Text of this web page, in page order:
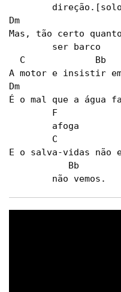
Dm
Mas, tão certo
        ser barco
  C             Bb
A motor e insistir
Dm
É o mal que a água
        F
        afoga
        C
E o salva-vidas não
           Bb
        não vemos.